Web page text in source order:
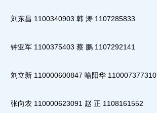
刘东昌 1100340903 韩 涛 1107285833
钟亚军 1100375403 蔡 鹏 1107292141
刘立新 110000600847 喻阳华 110007377310
张向农 110000623091 赵 正 1108161552